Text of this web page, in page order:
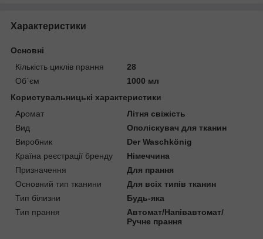
Характеристики
Основні
Кількість циклів прання
28
Об`єм
1000 мл
Користувальницькі характеристики
Аромат
Літня свіжість
Вид
Ополіскувач для тканин
Виробник
Der Waschkönig
Країна реєстрації бренду
Німеччина
Призначення
Для прання
Основний тип тканини
Для всіх типів тканин
Тип білизни
Будь-яка
Тип прання
Автомат/Напівавтомат/
Ручне прання